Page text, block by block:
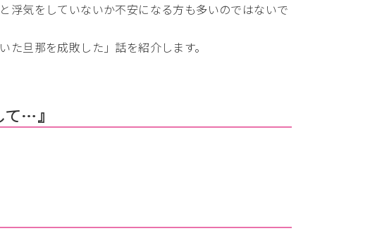
浮気をしていないか不安になる方も多いのではないで
旦那を成敗した」話を紹介します。
て…』